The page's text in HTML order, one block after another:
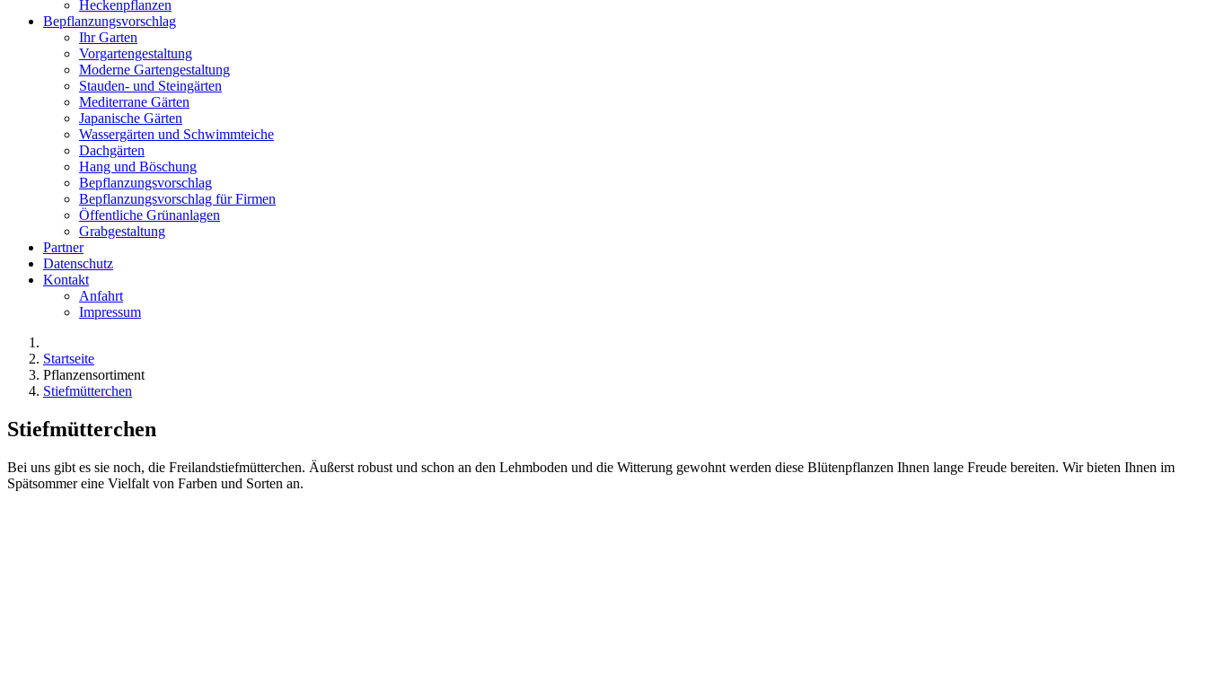
Heckenpflanzen
Bepflanzungsvorschlag
Ihr Garten
Vorgartengestaltung
Moderne Gartengestaltung
Stauden- und Steingärten
Mediterrane Gärten
Japanische Gärten
Wassergärten und Schwimmteiche
Dachgärten
Hang und Böschung
Bepflanzungsvorschlag
Bepflanzungsvorschlag für Firmen
Öffentliche Grünanlagen
Grabgestaltung
Partner
Datenschutz
Kontakt
Anfahrt
Impressum
Startseite
Pflanzensortiment
Stiefmütterchen
Stiefmütterchen
Bei uns gibt es sie noch, die Freilandstiefmütterchen. Äußerst robust und schon an den Lehmboden und die Witterung gewohnt werden diese Blütenpflanzen Ihnen lange Freude bereiten. Wir bieten Ihnen im
Spätsommer eine Vielfalt von Farben und Sorten an.